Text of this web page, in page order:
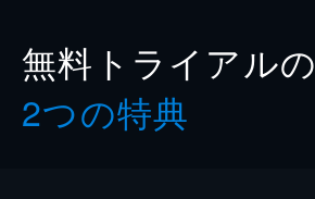
無料トライアルの
2つの特典